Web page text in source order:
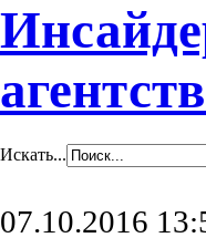
Искать...
07.10.2016